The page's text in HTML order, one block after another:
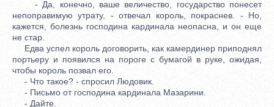
- Да, конечно, ваше величество, государство понесет
непоправимую утрату, - отвечал король, покраснев. - Но,
кажется, болезнь господина кардинала неопасна, и он еще
не стар.
Едва успел король договорить, как камердинер приподнял
портьеру и появился на пороге с бумагой в руке, ожидая,
чтобы король позвал его.
- Что такое? - спросил Людовик.
- Письмо от господина кардинала Мазарини.
- Дайте.